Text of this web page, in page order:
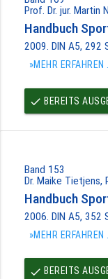
Prof. Dr. jur. Martin
Handbuch
2009. DIN A5, 292
»MEHR ERFAHREN ...
done BEREITS
Band 153
Dr. Maike Tietjens,
Handbuch
2006. DIN A5, 352
»MEHR ERFAHREN ...
done BEREITS